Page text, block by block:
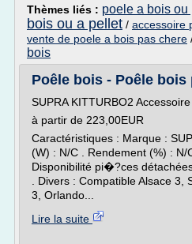
Thèmes liés : poele a bois ou
bois ou a pellet / accessoire
vente de poele a bois pas chere
bois
Poêle bois - Poêle
SUPRA KITTURBO2
à partir de 223,00EUR
Caractéristiques : Marque :
(W) : N/C . Rendement (%) : N/
Disponibilité pi�?ces
. Divers : Compatible Alsace 3,
3, Orlando...
Lire la suite